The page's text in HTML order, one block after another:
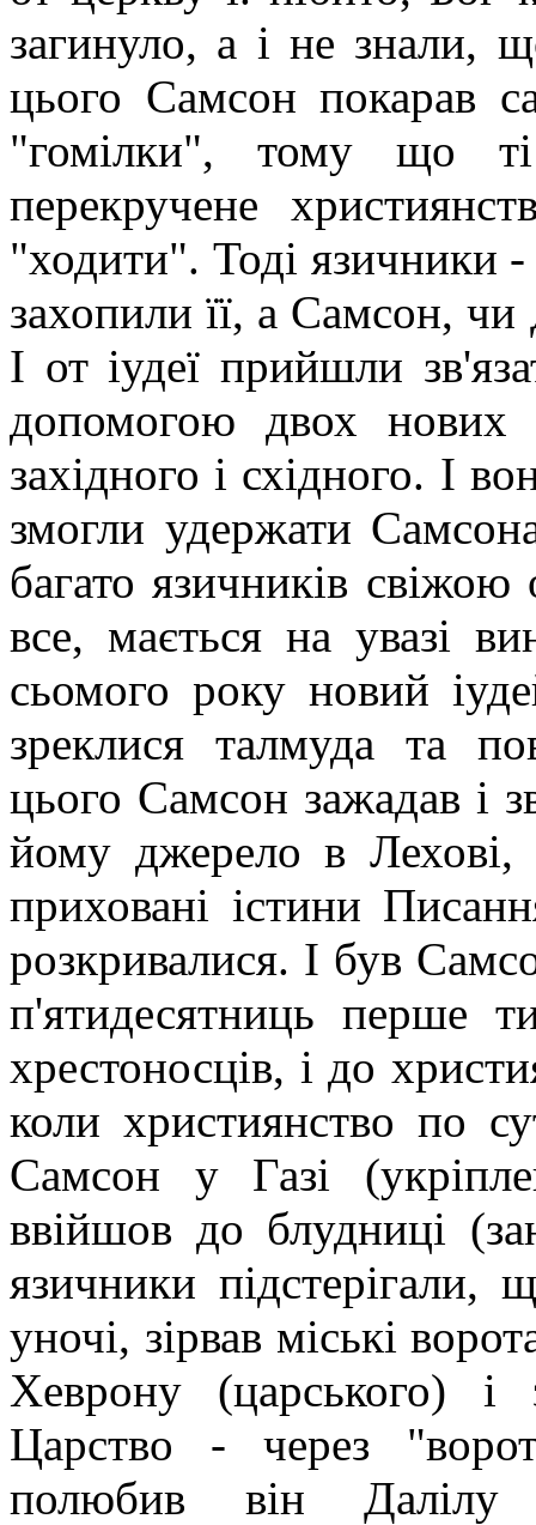
загинуло, а і не знали,
цього Самсон покарав
"гомілки", тому що
перекручене
"ходити". Тоді язичники
захопили її, а Самсон,
І от іудеї прийшли
допомогою двох нових
західного і східного. І
змогли удержати
багато язичників
все, мається на увазі
сьомого року новий
зреклися талмуда та
цього Самсон зажадав і
йому джерело в
приховані істини
розкривалися. І був
п'ятидесятниць перше
хрестоносців, і до
коли християнство по
Самсон у Газі
ввійшов до блудниці
язичники
уночі, зірвав міські
Хеврону (царського)
Царство - через
полюбив він Далілу